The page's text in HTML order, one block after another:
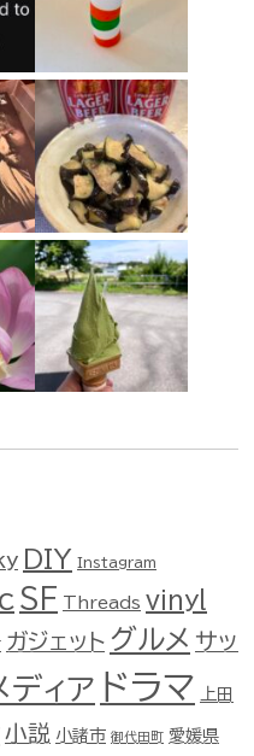
DIY Instagram
SF Threads vinyl
ガジェット グルメ サッ
ディア ドラマ 上田
小説 小諸市 御代田町 愛媛県